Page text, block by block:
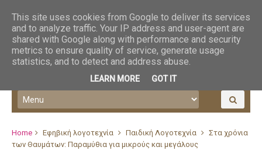
Home Εφηβική λογοτεχνία Παιδική Λογοτεχνία
Στα χρόνια
των Θαυμάτων: Παραμύθια για μικρούς και μεγάλους
This site uses cookies from Google to deliver its services
and to analyze traffic. Your IP address and user-agent are
shared with Google along with performance and security
metrics to ensure quality of service, generate usage
statistics, and to detect and address abuse.
LEARN MORE GOT IT